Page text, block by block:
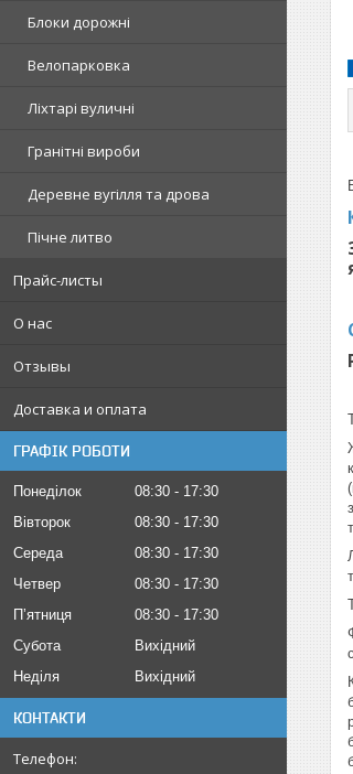
Блоки дорожні
Велопарковка
Ліхтарі вуличні
Гранітні вироби
Деревне вугілля та дрова
Пічне литво
Прайс-листы
О нас
Отзывы
Доставка и оплата
ГРАФІК РОБОТИ
Понеділок 08:30
17:30
Вівторок
08:30
17:30
Середа
08:30
17:30
Четвер
08:30
17:30
Пʼятниця
08:30
17:30
Субота
Вихідний
Неділя
Вихідний
КОНТАКТИ